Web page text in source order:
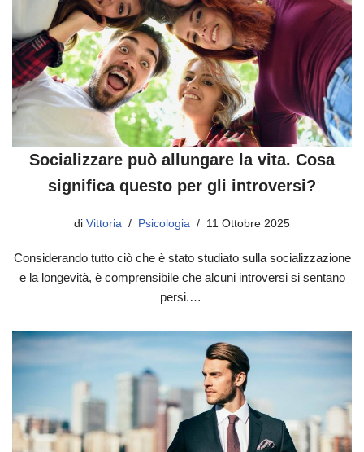
Socializzare può allungare la vita. Cosa
significa questo per gli introversi?
di Vittoria Psicologia 11 Ottobre 2025
Considerando tutto ciò che è stato studiato sulla socializzazione
e la longevità, è comprensibile che alcuni introversi si sentano
persi.…